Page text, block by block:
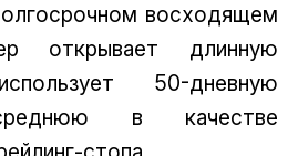
восходящем
открывает длинную
50-дневную
в качестве